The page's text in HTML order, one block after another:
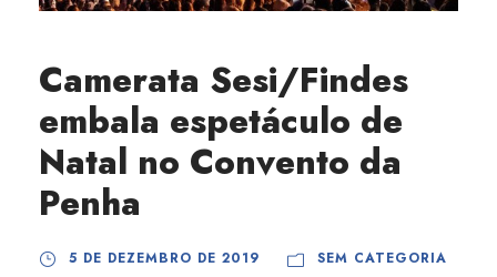
Camerata Sesi/Findes
embala espetáculo de
Natal no Convento da
Penha
5 DE DEZEMBRO DE 2019 SEM CATEGORIA